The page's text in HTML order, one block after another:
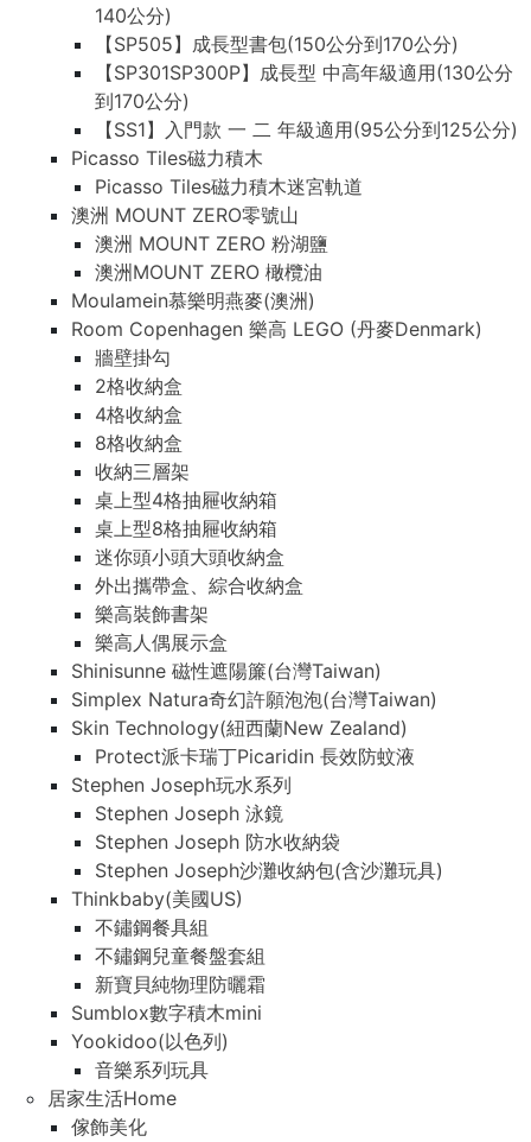
140公分)
【SP505】成長型書包(150公分到170公分)
【SP301SP300P】成長型 中高年級適用(130公分
到170公分)
【SS1】入門款 一 二 年級適用(95公分到125公分)
Picasso Tiles磁力積木
Picasso Tiles磁力積木迷宮軌道
澳洲 MOUNT ZERO零號山
澳洲 MOUNT ZERO 粉湖鹽
澳洲MOUNT ZERO 橄欖油
Moulamein慕樂明燕麥(澳洲)
Room Copenhagen 樂高 LEGO (丹麥Denmark)
牆壁掛勾
2格收納盒
4格收納盒
8格收納盒
收納三層架
桌上型4格抽屜收納箱
桌上型8格抽屜收納箱
迷你頭小頭大頭收納盒
外出攜帶盒、綜合收納盒
樂高裝飾書架
樂高人偶展示盒
Shinisunne 磁性遮陽簾(台灣Taiwan)
Simplex Natura奇幻許願泡泡(台灣Taiwan)
Skin Technology(紐西蘭New Zealand)
Protect派卡瑞丁Picaridin 長效防蚊液
Stephen Joseph玩水系列
Stephen Joseph 泳鏡
Stephen Joseph 防水收納袋
Stephen Joseph沙灘收納包(含沙灘玩具)
Thinkbaby(美國US)
不鏽鋼餐具組
不鏽鋼兒童餐盤套組
新寶貝純物理防曬霜
Sumblox數字積木mini
Yookidoo(以色列)
音樂系列玩具
居家生活Home
傢飾美化